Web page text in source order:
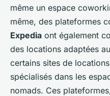
même un espace
même, des plateformes
Expedia ont également
des locations adaptées
certains sites de
spécialisés dans les
nomads. Ces